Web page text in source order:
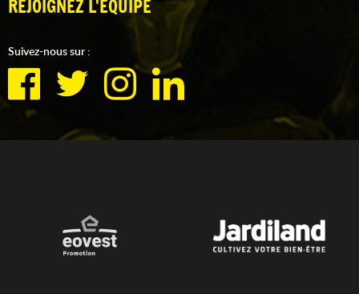
REJOIGNEZ L'ÉQUIPE
Suivez-nous sur :